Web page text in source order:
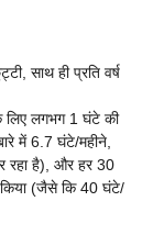
साथ ही प्रति वर्ष
लगभग 1 घंटे की
में 6.7 घंटे/महीने,
रहा है), और हर 30
किया (जैसे कि 40 घंटे/